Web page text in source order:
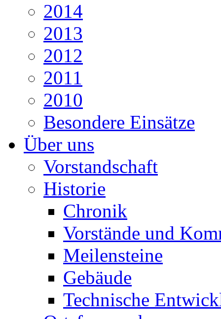
2014
2013
2012
2011
2010
Besondere Einsätze
Über uns
Vorstandschaft
Historie
Chronik
Vorstände und
Meilensteine
Gebäude
Technische